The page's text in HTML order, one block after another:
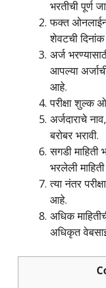
भरतीची पूर्ण
फक्त
शेवटची
अर्ज
आपल्या
आहे.
परीक्षा शुल्क
अर्जदाराचे
बरोबर भरावी.
सगडी
भरलेली
त्या नंतर
आहे.
अधिक
अधिकृत